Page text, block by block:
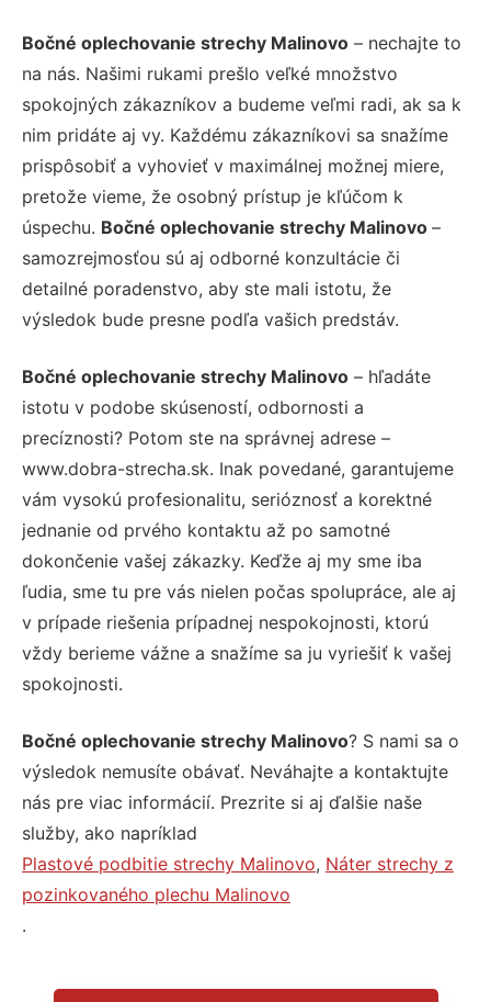
Bočné oplechovanie strechy Malinovo – nechajte to
na nás. Našimi rukami prešlo veľké množstvo
spokojných zákazníkov a budeme veľmi radi, ak sa k
nim pridáte aj vy. Každému zákazníkovi sa snažíme
prispôsobiť a vyhovieť v maximálnej možnej miere,
pretože vieme, že osobný prístup je kľúčom k
úspechu. Bočné oplechovanie strechy Malinovo –
samozrejmosťou sú aj odborné konzultácie či
detailné poradenstvo, aby ste mali istotu, že
výsledok bude presne podľa vašich predstáv.
Bočné oplechovanie strechy Malinovo – hľadáte
istotu v podobe skúseností, odbornosti a
precíznosti? Potom ste na správnej adrese –
www.dobra-strecha.sk. Inak povedané, garantujeme
vám vysokú profesionalitu, serióznosť a korektné
jednanie od prvého kontaktu až po samotné
dokončenie vašej zákazky. Keďže aj my sme iba
ľudia, sme tu pre vás nielen počas spolupráce, ale aj
v prípade riešenia prípadnej nespokojnosti, ktorú
vždy berieme vážne a snažíme sa ju vyriešiť k vašej
spokojnosti.
Bočné oplechovanie strechy Malinovo? S nami sa o
výsledok nemusíte obávať. Neváhajte a kontaktujte
nás pre viac informácií. Prezrite si aj ďalšie naše
služby, ako napríklad
Plastové podbitie strechy Malinovo, Náter strechy z
pozinkovaného plechu Malinovo
.